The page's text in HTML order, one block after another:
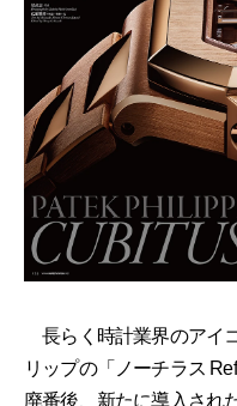
長らく時計業界のアイ
リップの「ノーチラス
廃番後、新たに導入され